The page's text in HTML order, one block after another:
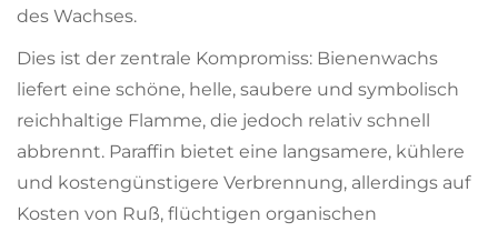
des Wachses.
Dies ist der zentrale Kompromiss: Bienenwachs
liefert eine schöne, helle, saubere und symbolisch
reichhaltige Flamme, die jedoch relativ schnell
abbrennt. Paraffin bietet eine langsamere, kühlere
und kostengünstigere Verbrennung, allerdings auf
Kosten von Ruß, flüchtigen organischen